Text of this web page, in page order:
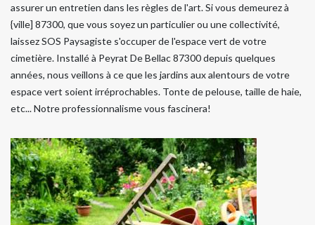
assurer un entretien dans les règles de l'art. Si vous demeurez à
{ville] 87300, que vous soyez un particulier ou une collectivité,
laissez SOS Paysagiste s'occuper de l'espace vert de votre
cimetière. Installé à Peyrat De Bellac 87300 depuis quelques
années, nous veillons à ce que les jardins aux alentours de votre
espace vert soient irréprochables. Tonte de pelouse, taille de haie,
etc... Notre professionnalisme vous fascinera!